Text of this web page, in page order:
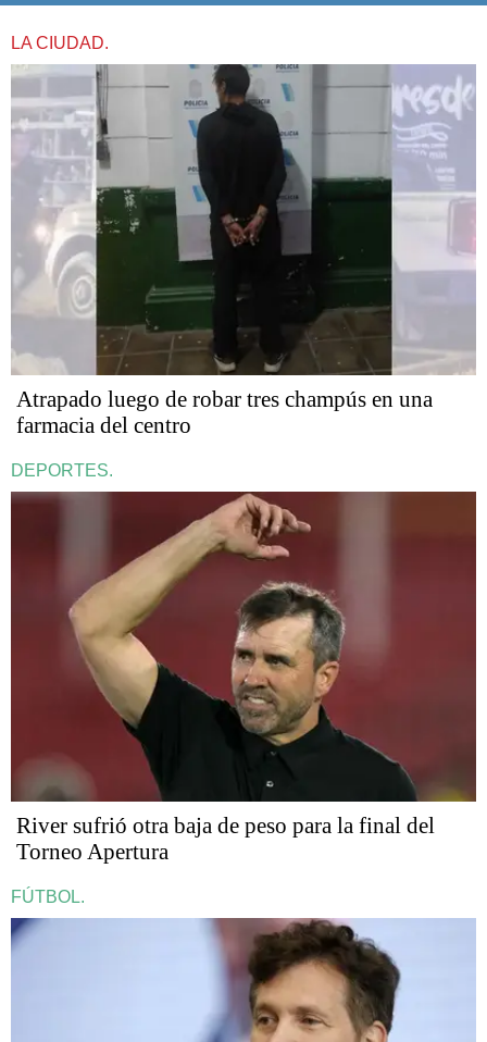
LA CIUDAD.
Atrapado luego de robar tres champús en una
farmacia del centro
DEPORTES.
River sufrió otra baja de peso para la final del
Torneo Apertura
FÚTBOL.